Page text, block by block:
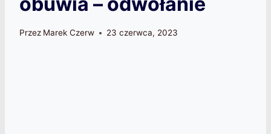
Przez Marek Czerw 23 czerwca, 2023